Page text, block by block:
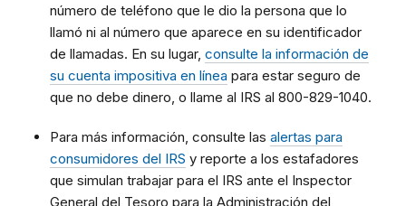
número de teléfono que le dio la persona que lo
llamó ni al número que aparece en su identificador
de llamadas. En su lugar, consulte la información de
su cuenta impositiva en línea para estar seguro de
que no debe dinero, o llame al IRS al 800-829-1040.
Para más información, consulte las alertas para
consumidores del IRS y reporte a los estafadores
que simulan trabajar para el IRS ante el Inspector
General del Tesoro para la Administración del